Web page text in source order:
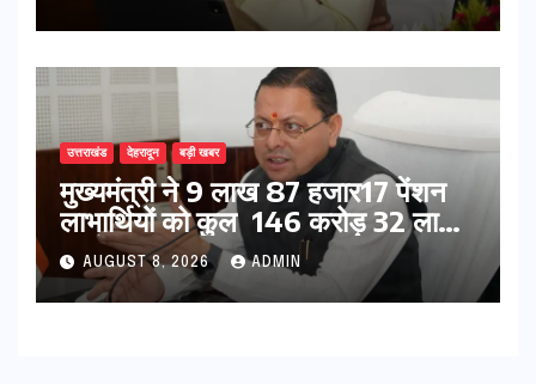
उत्तराखंड देहरादून बड़ी खबर
मुख्यमंत्री ने 9 लाख 87 हजार17 पेंशन
लाभार्थियों को कुल 146 करोड़ 32 लाख
की पेंशन राशि का किया भुगतान
AUGUST 8, 2026 ADMIN